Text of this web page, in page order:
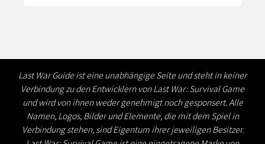
Last War Guide ist eine unabhängige Seite und steht in keiner
Verbindung zu den Entwicklern von Last War: Survival Game
und wird von ihnen weder genehmigt noch gesponsert. Alle
Namen, Logos, Bilder und Elemente, die mit dem Spiel in
Verbindung stehen, sind Eigentum ihrer jeweiligen Besitzer.